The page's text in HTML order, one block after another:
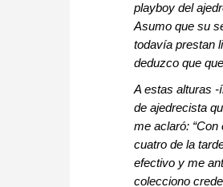
playboy del
Asumo que su
todavía prestan
deduzco que
A estas alturas -
de ajedrecista
me aclaró:
cuatro de la
efectivo y me
colecciono